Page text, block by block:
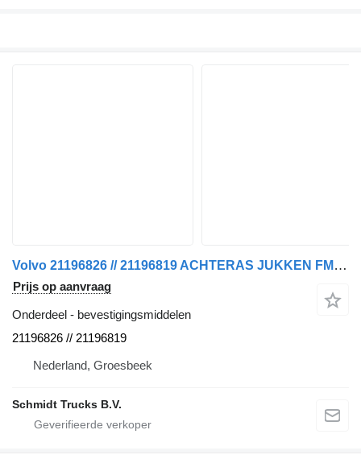
Volvo 21196826 // 21196819 ACHTERAS JUKKEN FM 450 EURO 6 MODEL 2023 voor vrachtwagen
Prijs op aanvraag
Onderdeel - bevestigingsmiddelen
21196826 // 21196819
Nederland, Groesbeek
Schmidt Trucks B.V.